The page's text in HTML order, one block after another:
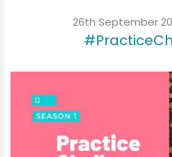
26th September